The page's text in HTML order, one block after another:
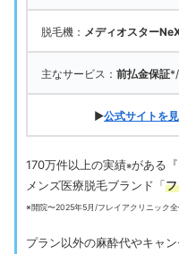
脱毛機： メディオスター
主なサービス： 前払金保証*/
▶公式サイトを
170万件以上の実績※がある
メンズ医療脱毛ブランド「
※開院〜2025年5月/フレイアクリニック
プラン以外の麻酔代やキャ